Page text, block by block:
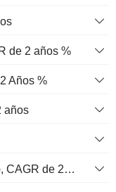
de 2 años %
Años %
años
Propiedad Neta, Planta y Equipo, CAGR de 2 años %